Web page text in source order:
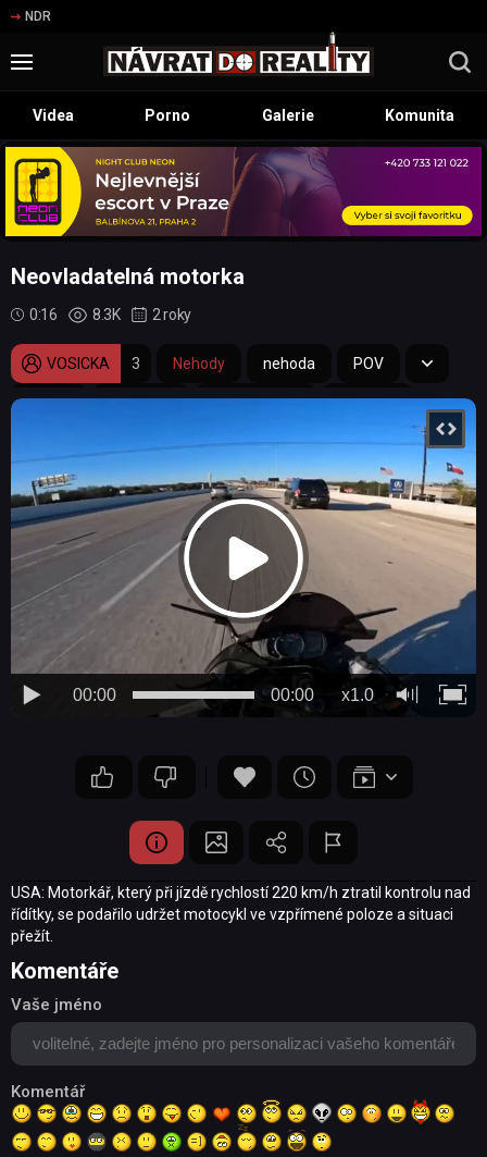
NDR
Videa Porno Galerie Komunita
Neovladatelná motorka
0:16 8.3K 2 roky
VOSICKA 3 Nehody nehoda POV
o fous motorkář motonehoda motorka
00:00 x1.0
00:00
USA: Motorkář, který při jízdě rychlostí 220 km/h ztratil kontrolu nad
řídítky, se podařilo udržet motocykl ve vzpřímené poloze a situaci
přežít.
Komentáře
Vaše jméno
Komentář